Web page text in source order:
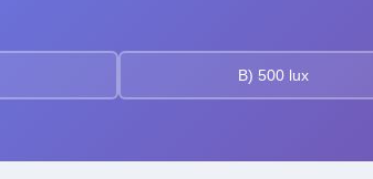
B) 500 lux